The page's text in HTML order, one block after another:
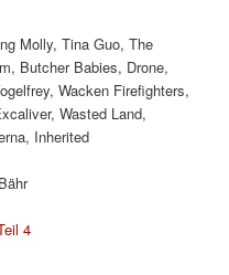
Molly, Tina Guo, The
Butcher Babies, Drone,
Wacken Firefighters,
Wasted Land,
Inherited
4